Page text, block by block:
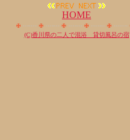
HOME
(C)香川県の二人で混浴 貸切風呂の宿